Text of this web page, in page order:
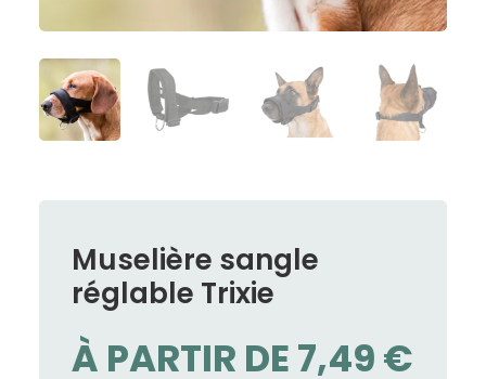
Muselière sangle
réglable Trixie
À PARTIR DE7,49€